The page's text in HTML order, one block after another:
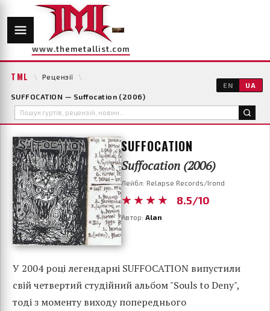
www.themetallist.com
TML \ Рецензії \
SUFFOCATION — Suffocation (2006)
EN UA
SUFFOCATION
Suffocation (2006)
Лейбл: Relapse Records/Irond
★★★★ 8.5/10
Автор: Alan
У 2004 році легендарні SUFFOCATION випустили
свій четвертий студійний альбом "Souls to Deny",
тоді з моменту виходу попереднього